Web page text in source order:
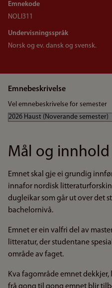
Emnekode
NOLI311
Undervisningsspråk
Norsk og ev. dansk og svensk.
Emnebeskrivelse
Vel emnebeskrivelse for semester
Mål og innhold
Emnet skal gje ei grundig
innafor nordisk
dugleikar som går ut over det
bachelornivå.
Emnet er ein valfri del av
litteratur, der studentane
område av faget.
Kva fagområde emnet